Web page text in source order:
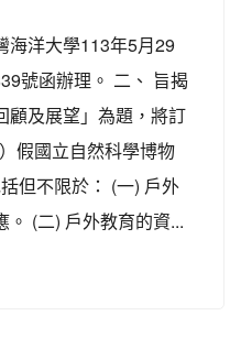
洋大學113年5月29
號函辦理。 二、 旨揭
顧及展望」為題，將訂
假國立自然科學博物
但不限於： (一) 戶外
(二) 戶外教育的資...